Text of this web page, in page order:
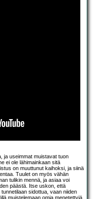
ja useimmat muistavat tuon
ei ole lähimainkaan sitä
on muuttunut kaihoksi, ja siinä
Tuulet on myös vähän
tulikin mennä, ja asiaa voi
päästä. Itse uskon, että
sidottua, vaan niiden
muistelemaan omia menetettyjä